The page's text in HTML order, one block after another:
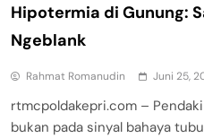
Hipotermia di Gunung:
Ngeblank
Rahmat Romanudin Juni 25,
rtmcpoldakepri.com –
bukan pada sinyal bahaya